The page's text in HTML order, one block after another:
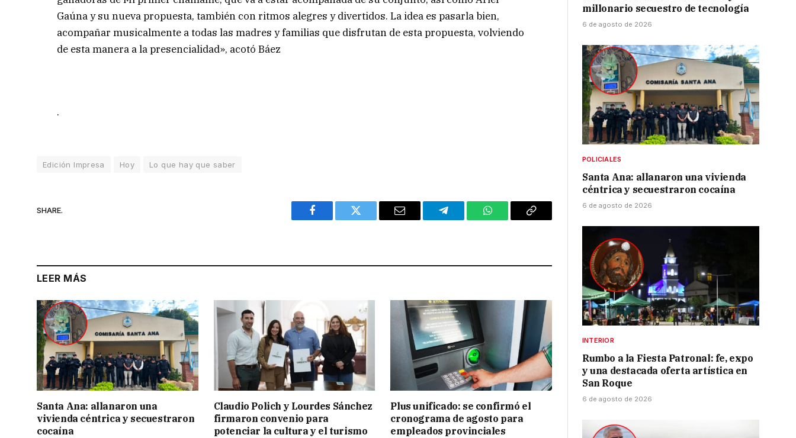
Gaúna y su nueva propuesta, también con ritmos alegres y divertidos. La idea es pasarla bien,
acompañar musicalmente a todas las madres y familias que disfrutan de esta propuesta, volviendo
de esta manera a la presencialidad», acotó Báez
.
Edición Impresa Hoy Lo que hay que saber
SHARE.
Facebook Twitter Email Telegram WhatsAppCopy
LEER MÁS
Santa Ana: allanaron una
vivienda céntrica y secuestraron
cocaína
Claudio Polich y Lourdes Sánchez
firmaron convenio para
potenciar la cultura y el turismo
Plus unificado: se confirmó el
cronograma de agosto para
empleados provinciales
millonario secuestro de tecnología
6 de agosto de 2026
POLICIALES
Santa Ana: allanaron una vivienda
céntrica y secuestraron cocaína
6 de agosto de 2026
INTERIOR
Rumbo a la Fiesta Patronal: fe, expo
y una destacada oferta artística en
San Roque
6 de agosto de 2026